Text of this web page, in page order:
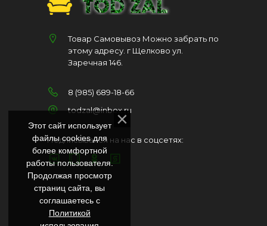
Товар Самовывоз Можно забрать по
этому адресу. г Щелково ул.
Заречная 146.
8 (985) 689-18-66
todzal@inbox.ru
Подписывайся на нас в соцсетях:
Этот сайт использует
файлы cookies для
более комфортной
работы пользователя.
Продолжая просмотр
страниц сайта, вы
соглашаетесь с
Политикой